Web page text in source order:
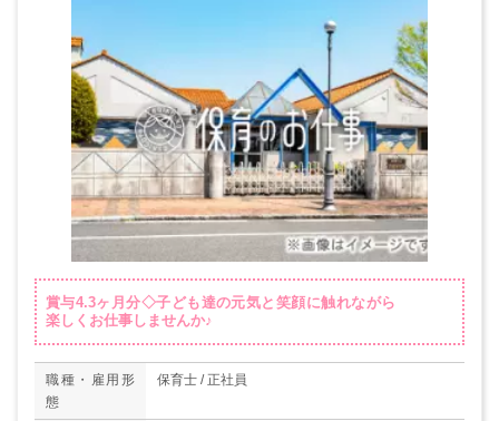
賞与4.3ヶ月分◇子ども達の元気と笑顔に触れながら
楽しくお仕事しませんか♪
職種・雇用形
態
保育士 / 正社員